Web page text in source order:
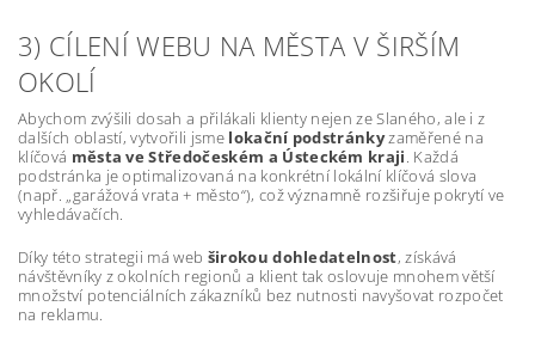
3) CÍLENÍ WEBU NA MĚSTA V ŠIRŠÍM
OKOLÍ
Abychom zvýšili dosah a přilákali klienty nejen ze Slaného, ale i z
dalších oblastí, vytvořili jsme lokační podstránkyzaměřené na
klíčová města ve Středočeském a Ústeckém kraji. Každá
podstránka je optimalizovaná na konkrétní lokální klíčová slova
(např. „garážová vrata + město“), což významně rozšiřuje pokrytí ve
vyhledávačích.
Díky této strategii má web širokou dohledatelnost, získává
návštěvníky z okolních regionů a klient tak oslovuje mnohem větší
množství potenciálních zákazníků bez nutnosti navyšovat rozpočet
na reklamu.